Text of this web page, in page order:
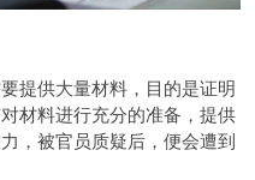
供大量材料，目的是证明
材料进行充分的准备，提供
，被官员质疑后，便会遭到